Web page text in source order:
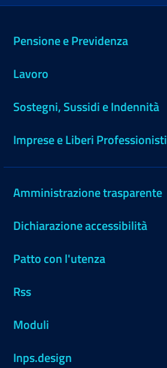
Pensione e Previdenza
Lavoro
Sostegni, Sussidi e Indennità
Imprese e Liberi Professionisti
Amministrazione trasparente
Dichiarazione accessibilità
Patto con l'utenza
Rss
Moduli
Inps.design